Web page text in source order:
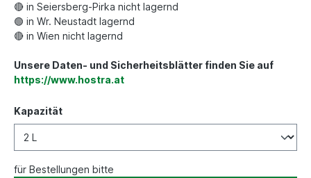
🔴 in Seiersberg-Pirka nicht lagernd
🟢 in Wr. Neustadt lagernd
🔴 in Wien nicht lagernd
Unsere Daten- und Sicherheitsblätter finden Sie auf
https://www.hostra.at
Kapazität
für Bestellungen bitte